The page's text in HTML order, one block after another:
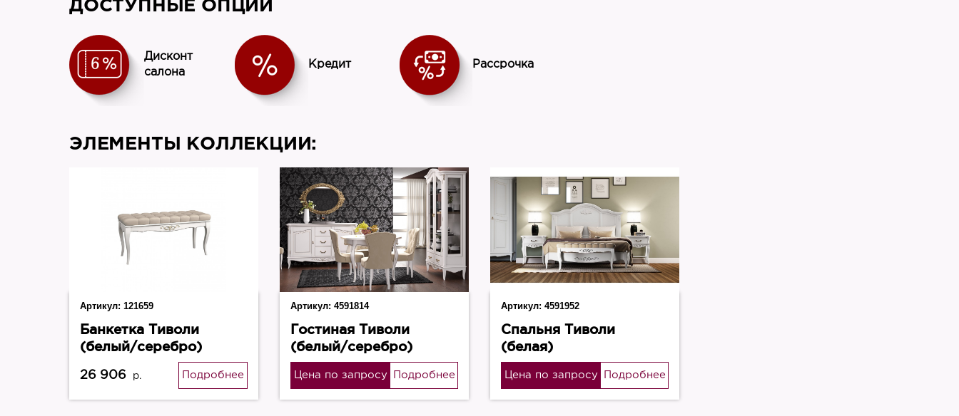
ДОСТУПНЫЕ ОПЦИИ
Дисконт
салона
Кредит Рассрочка
ЭЛЕМЕНТЫ КОЛЛЕКЦИИ:
Артикул: 121659
Банкетка Тиволи
(белый/серебро)
26 906 р. Подробнее
Артикул: 4591814
Гостиная Тиволи
(белый/серебро)
Цена по запросу Подробнее
Артикул: 4591952
Спальня Тиволи
(белая)
Цена по запросу Подробнее